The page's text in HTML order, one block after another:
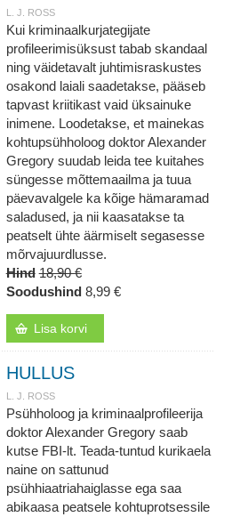
L. J. ROSS
Kui kriminaalkurjategijate
profileerimisüksust tabab skandaal
ning väidetavalt juhtimisraskustes
osakond laiali saadetakse, pääseb
tapvast kriitikast vaid üksainuke
inimene. Loodetakse, et mainekas
kohtupsühholoog doktor Alexander
Gregory suudab leida tee kuitahes
süngesse mõttemaailma ja tuua
päevavalgele ka kõige hämaramad
saladused, ja nii kaasatakse ta
peatselt ühte äärmiselt segasesse
mõrvajuurdlusse.
Hind 18,90 €
Soodushind 8,99 €
Lisa korvi
HULLUS
L. J. ROSS
Psühholoog ja kriminaalprofileerija
doktor Alexander Gregory saab
kutse FBI-lt. Teada-tuntud kurikaela
naine on sattunud
psühhiaatriahaiglasse ega saa
abikaasa peatsele kohtuprotsessile